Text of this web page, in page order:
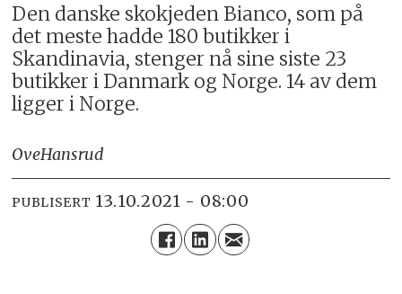
Den danske skokjeden Bianco, som på
det meste hadde 180 butikker i
Skandinavia, stenger nå sine siste 23
butikker i Danmark og Norge. 14 av dem
ligger i Norge.
OveHansrud
PUBLISERT 13.10.2021 - 08:00